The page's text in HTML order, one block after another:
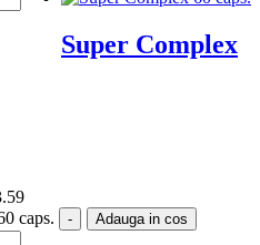
Super Complex
caps.
- Adauga in cos